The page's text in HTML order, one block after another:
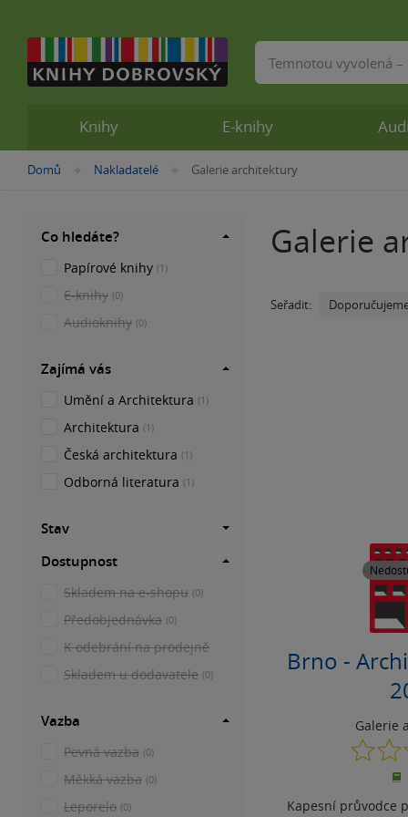
Nacházíte
Domů »
Nakladatelé »
Galerie architektury
Galerie
Seřadit:
Brno -
Galerie
Kapesní průvodce
Co hledáte?
Papírové knihy (1)
E-knihy (0)
Audioknihy (0)
Zajímá vás
Umění a Architektura (1)
Architektura (1)
Česká architektura (1)
Odborná literatura (1)
Stav
Dostupnost
Skladem na e-shopu (0)
Předobjednávka (0)
K odebrání na prodejně
Skladem u dodavatele (0)
Vazba
Pevná vazba (0)
Měkká vazba (0)
Leporelo (0)
Knihy E-knihy
Vyhledávání